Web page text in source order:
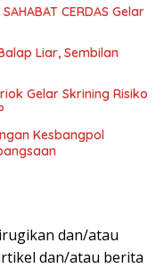
CERDAS Gelar
Liar, Sembilan
Gelar Skrining Risiko
Kesbangpol
dan/atau
dan/atau berita